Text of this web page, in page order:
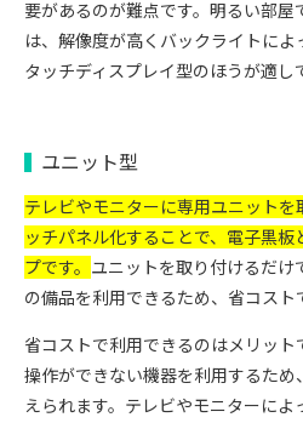
要があるのが難点です。明るい部
は、解像度が高くバックライトに
タッチディスプレイ型のほうが適し
ユニット型
テレビやモニターに専用ユニット
ッチパネル化することで、電子黒
プです。 ユニットを取り付けるだ
の備品を利用できるため、省コスト
省コストで利用できるのはメリッ
操作ができない機器を利用するた
えられます。テレビやモニターに